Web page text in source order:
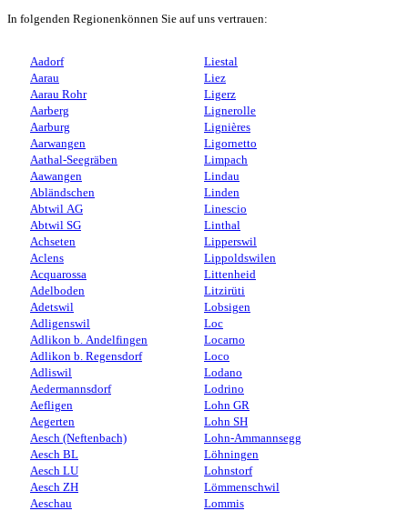
In folgenden Regionenkönnen Sie auf uns vertrauen:
Aadorf
Aarau
Aarau Rohr
Aarberg
Aarburg
Aarwangen
Aathal-Seegräben
Aawangen
Abländschen
Abtwil AG
Abtwil SG
Achseten
Aclens
Acquarossa
Adelboden
Adetswil
Adligenswil
Adlikon b. Andelfingen
Adlikon b. Regensdorf
Adliswil
Aedermannsdorf
Aefligen
Aegerten
Aesch (Neftenbach)
Aesch BL
Aesch LU
Aesch ZH
Aeschau
Liestal
Liez
Ligerz
Lignerolle
Lignières
Ligornetto
Limpach
Lindau
Linden
Linescio
Linthal
Lipperswil
Lippoldswilen
Littenheid
Litzirüti
Lobsigen
Loc
Locarno
Loco
Lodano
Lodrino
Lohn GR
Lohn SH
Lohn-Ammannsegg
Löhningen
Lohnstorf
Lömmenschwil
Lommis